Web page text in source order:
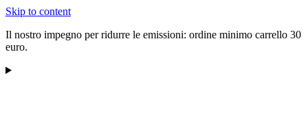
Skip to content
Il nostro impegno per ridurre le emissioni: ordine minimo carrello 30
euro.